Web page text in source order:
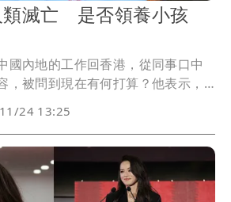
類滅亡 是否領養小孩
國內地的工作回香港，從同事口中
，被問到現在有何打算？他表示，
24 13:25